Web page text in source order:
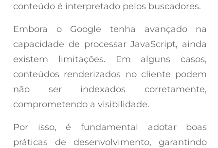
conteúdo é interpretado pelos buscadores.
Embora o Google tenha avançado na
capacidade de processar JavaScript, ainda
existem limitações. Em alguns casos,
conteúdos renderizados no cliente podem
não ser indexados corretamente,
comprometendo a visibilidade.
Por isso, é fundamental adotar boas
práticas de desenvolvimento, garantindo